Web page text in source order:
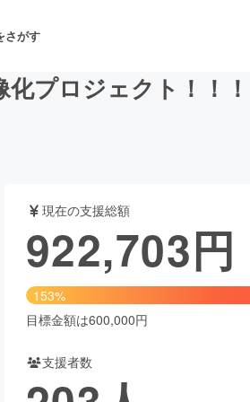
さがす
ーマンス
店 ファッション
・ヘルスケア
プロジェクト！！！
現在の支援総額
922,703円
153%
目標金額は600,000円
支援者数